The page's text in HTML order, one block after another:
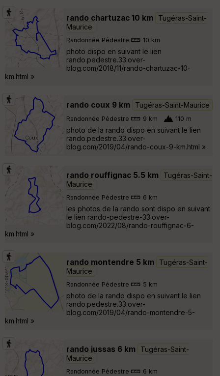
rando chartuzac 10 km
Tugéras-Saint-
Maurice
Randonnée Pédestre 10 km
photo dispo en suivant le lien
rando.pedestre.33.over-
blog.com/2018/11/rando-chartuzac-10-
km.html »
rando coux 9 km Tugéras-Saint-Maurice
Randonnée Pédestre 9 km 110 m
photo de la rando dispo en suivant le lien
rando.pedestre.33.over-
blog.com/2019/04/rando-coux-9-km.html »
rando rouffignac 5.5 km
Tugéras-Saint-
Maurice
Randonnée Pédestre 6 km
les photos de la rando sont dispo en suivant
le lien rando-pedestre-33.over-
blog.com/2022/08/rando-rouffignac-6-
km.html »
rando montendre 5 km
Tugéras-Saint-
Maurice
Randonnée Pédestre 5 km
photo de la rando dispo en suivant le lien
rando.pedestre.33.over-
blog.com/2019/04/rando-montendre-5-
km.html »
rando jussas 6 km
Tugéras-Saint-
Maurice
Randonnée Pédestre 6 km